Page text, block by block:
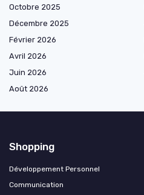
Octobre 2025
Décembre 2025
Février 2026
Avril 2026
Juin 2026
Août 2026
Shopping
Développement Personnel
Communication